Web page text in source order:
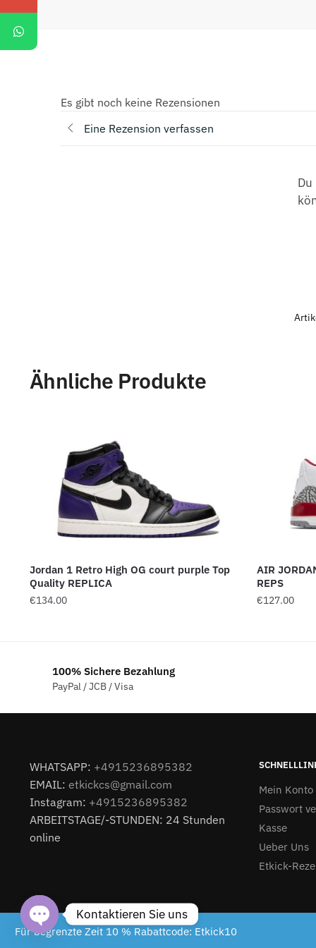
Für begrenzte Zeit 10 % Rabattcode: Etkick10
Es gibt noch keine Rezensionen
Eine Rezension verfassen
Ähnliche Produkte
Jordan 1 Retro High OG court purple Top
Quality REPLICA
€134.00
AIR
REPS
€127.00
100% Sichere Bezahlung
PayPal / JCB / Visa
WHATSAPP: +4915236895382
EMAIL: etkickcs@gmail.com
Instagram: +4915236895382
ARBEITSTAGE/-STUNDEN: 24 Stunden
online
Mein Konto
Passwort
Kasse
Ueber Uns
Etkick-
Etkick.de 2024Kontaktieren Sie uns
Open chaty